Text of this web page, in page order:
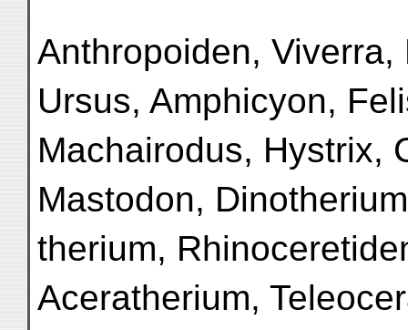
Anthropoiden,
Ursus, Amphicyon,
Machairodus,
Mastodon,
therium,
Aceratherium,